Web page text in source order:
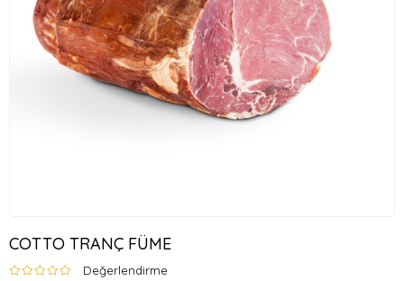
COTTO TRANÇ FÜME
Değerlendirme